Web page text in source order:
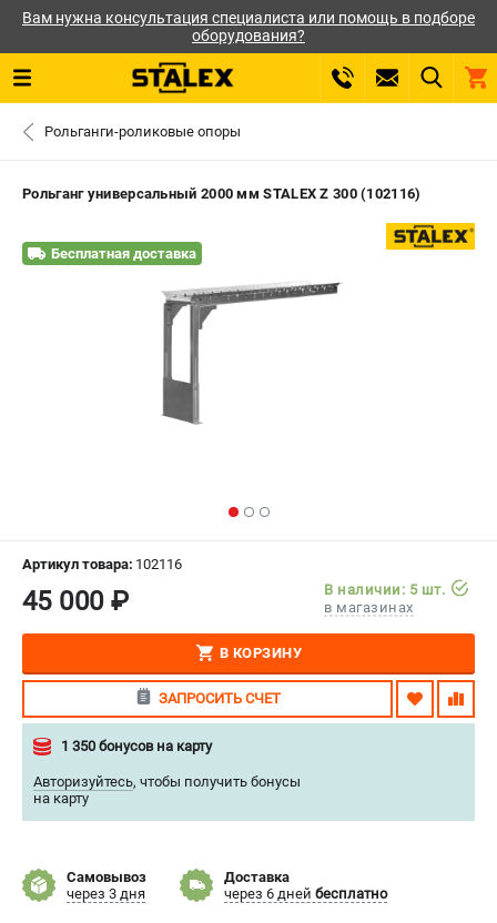
Вам нужна консультация специалиста или помощь в подборе
оборудования?
СЕРВИС
МАГАЗИНЫ
ИЗБРАННОЕ ( 0 )
ВХОД ИЛИ РЕГИСТРАЦИЯ
ЗАКАЗАТЬ ЗАПЧАСТЬ
+7 (812) 564-50-74 - ЗАКАЗ ИЗДЕЛИЙ
САНКТ-ПЕТЕРБУРГ
0 ₽
ПОДДЕРЖКА
Сервисиный центр
Гарантия Stalex
ИНФОРМАЦИЯ
Рольганги-роликовые опоры
Рольганг универсальный 2000 мм STALEX Z 300 (102116)
Бесплатная доставка
Артикул товара: 102116
45 000 ₽
В наличии: 5 шт.
в магазинах
В КОРЗИНУ
ЗАПРОСИТЬ СЧЕТ
1 350 бонусов на карту
Авторизуйтесь, чтобы получить бонусы
на карту
Самовывоз
через 3 дня
Доставка
через 6 дней бесплатно